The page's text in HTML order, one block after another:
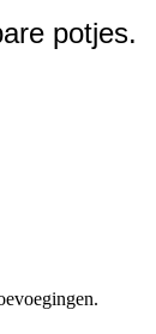
potjes.